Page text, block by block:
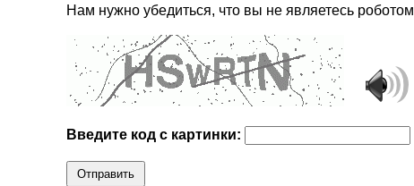
Нам нужно убедиться, что вы не являетесь роботом
Введите код с картинки:
Отправить